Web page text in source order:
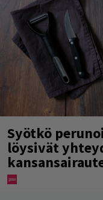
Syötkö
löysivät